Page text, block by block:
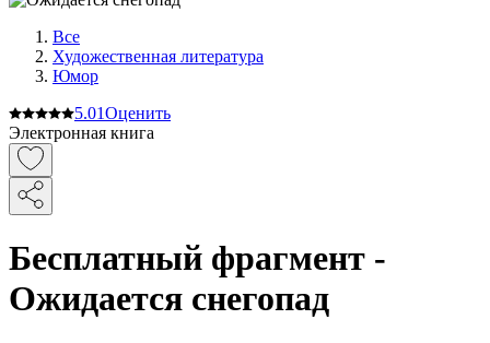
Все
Художественная литература
Юмор
5.01Оценить
Электронная книга
Бесплатный фрагмент -
Ожидается снегопад